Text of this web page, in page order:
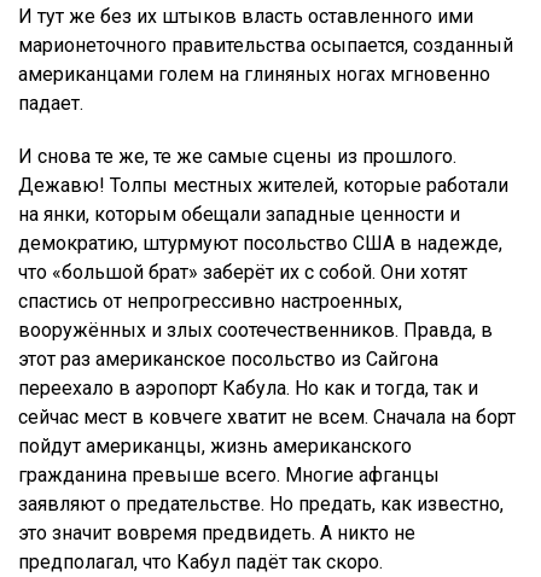
И тут же без их штыков власть оставленного ими
марионеточного правительства осыпается, созданный
американцами голем на глиняных ногах мгновенно
падает.
И снова те же, те же самые сцены из прошлого.
Дежавю! Толпы местных жителей, которые работали
на янки, которым обещали западные ценности и
демократию, штурмуют посольство США в надежде,
что «большой брат» заберёт их с собой. Они хотят
спастись от непрогрессивно настроенных,
вооружённых и злых соотечественников. Правда, в
этот раз американское посольство из Сайгона
переехало в аэропорт Кабула. Но как и тогда, так и
сейчас мест в ковчеге хватит не всем. Сначала на борт
пойдут американцы, жизнь американского
гражданина превыше всего. Многие афганцы
заявляют о предательстве. Но предать, как известно,
это значит вовремя предвидеть. А никто не
предполагал, что Кабул падёт так скоро.